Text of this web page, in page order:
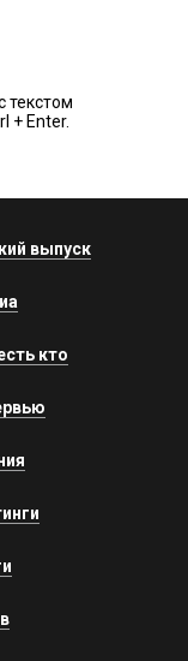
текстом
+ Enter.
выпуск
кто